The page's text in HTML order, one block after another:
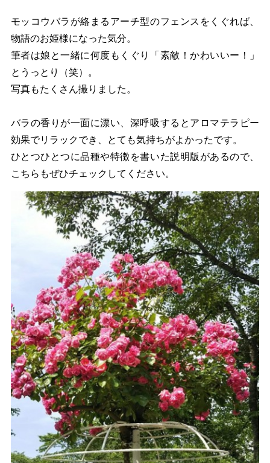
モッコウバラが絡まるアーチ型のフェンスをくぐれば、
物語のお姫様になった気分。
筆者は娘と一緒に何度もくぐり「素敵！かわいいー！」
とうっとり（笑）。
写真もたくさん撮りました。
バラの香りが一面に漂い、深呼吸するとアロマテラピー
効果でリラックでき、とても気持ちがよかったです。
ひとつひとつに品種や特徴を書いた説明版があるので、
こちらもぜひチェックしてください。